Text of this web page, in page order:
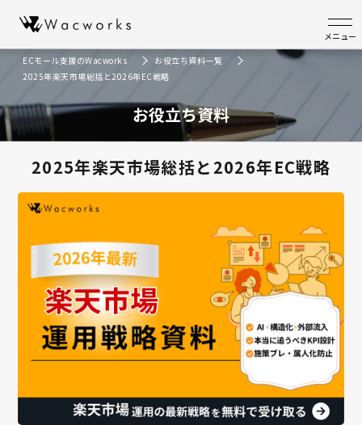
メニュー
お役立ち資料
ECモール支援のWacworks
お役立ち資料一覧
2025年楽天市場総括と2026年EC戦略
2025年楽天市場総括と2026年EC戦略